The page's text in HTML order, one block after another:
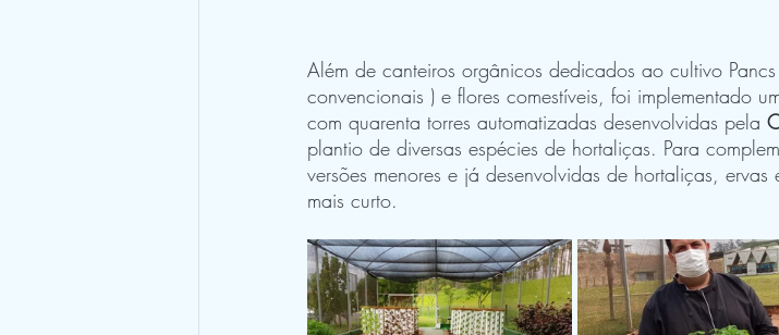
Além de canteiros orgânicos dedicados ao cultivo
convencionais ) e flores comestíveis, foi implementado
com quarenta torres automatizadas desenvolvidas pela
plantio de diversas espécies de hortaliças. Para
versões menores e já desenvolvidas de hortaliças,
mais curto.